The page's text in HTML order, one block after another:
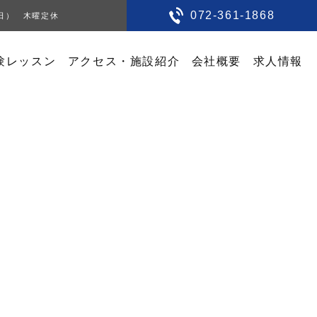
） 木曜定休 072-361-1868
レッスン アクセス・施設紹介 会社概要 求人情報